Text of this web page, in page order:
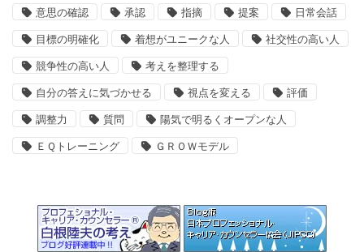
意思の確認 承認 指摘 提案 日常会話
目標の明確化 着想がユニークな人 社交性の高い人
競争性の高い人 考えを整理する
自分の答えに気づかせる 視点を変える 評価
調整力 質問 陽気で明るくオープンな人
ＥＱトレーニング ＧＲＯＷモデル